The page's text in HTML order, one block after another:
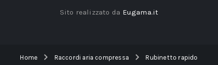
Sito realizzato da Eugama.it
Home Raccordi aria compressa Rubinetto rapido